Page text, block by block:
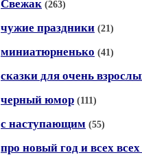
Свежак (263)
чужие праздники (21)
миниатюрненько (41)
сказки для очень
черный юмор (111)
с наступающим (55)
про новый год и всех всех